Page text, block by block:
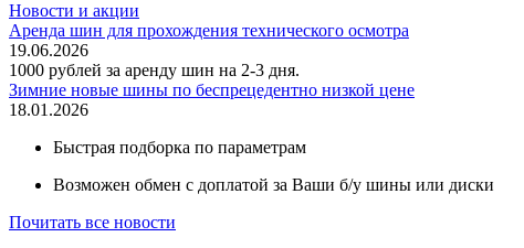
Новости и акции
Аренда шин для прохождения технического осмотра
19.06.2026
1000 рублей за аренду шин на 2-3 дня.
Зимние новые шины по беспрецедентно низкой цене
18.01.2026
Быстрая подборка по параметрам
Возможен обмен с доплатой за Ваши б/у шины или диски
Почитать все новости